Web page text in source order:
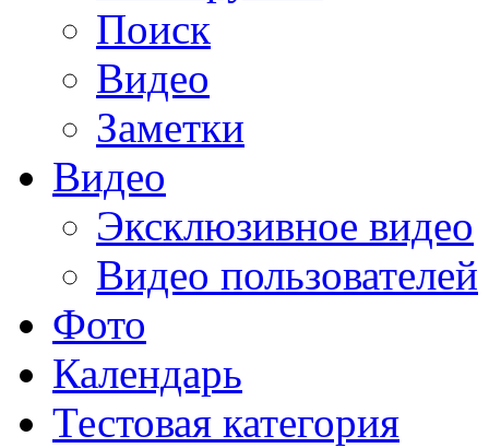
Поиск
Видео
Заметки
Видео
Эксклюзивное видео
Видео пользователей
Фото
Календарь
Тестовая категория